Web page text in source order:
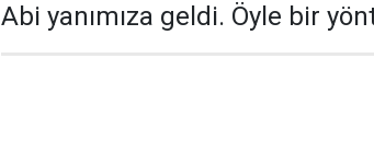
Abi yanımıza geldi. Öyle bir